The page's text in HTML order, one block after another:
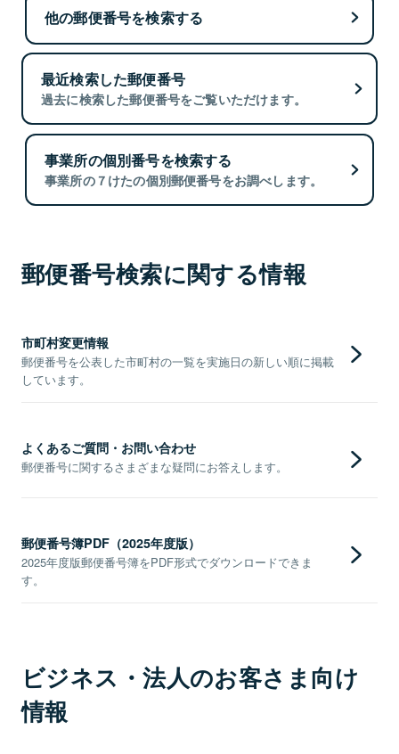
他の郵便番号を検索する
最近検索した郵便番号
過去に検索した郵便番号をご覧いただけます。
事業所の個別番号を検索する
事業所の７けたの個別郵便番号をお調べします。
郵便番号検索に関する情報
市町村変更情報
郵便番号を公表した市町村の一覧を実施日の新しい順に掲載
しています。
よくあるご質問・お問い合わせ
郵便番号に関するさまざまな疑問にお答えします。
郵便番号簿PDF（2025年度版）
2025年度版郵便番号簿をPDF形式でダウンロードできま
す。
ビジネス・法人のお客さま向け
情報